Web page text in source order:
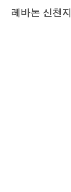
레바논 신천